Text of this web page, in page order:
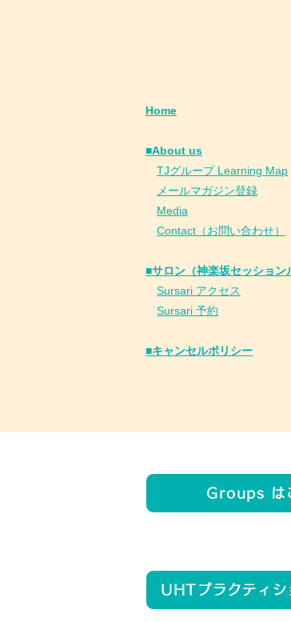
Home
■About us
TJグループ Learning Map
メールマガジン登録
Media
Contact（お問い合わせ）
■サロン（神楽坂セッション
Sursari アクセス
Sursari 予約
​■キャンセルポリシー
Groups は
UHTプラクティシ